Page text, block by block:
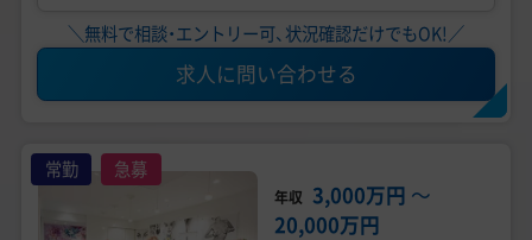
＼無料で相談・エントリー可、状況確認だけでもOK!／
求人に問い合わせる
常勤 急募
年収 3,000万円 〜
20,000万円